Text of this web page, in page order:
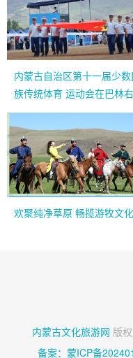
内蒙古自治区第十一届少数
族传统体育 运动会在巴林
赛区开赛
欢聚纯净草原 畅揽游牧文化
内蒙古文化旅游网 版
备案：蒙ICP备